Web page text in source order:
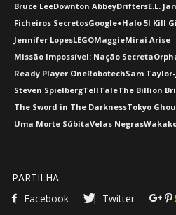
Bruce LeeDownton AbbeyDriftersE.L.
Ficheiros SecretosGoogle+Halo 5I Kill
Jennifer LopesLEGOMaggieMirai Arise
Missão Impossível: Nação Secreta
Ready Player OneRobotechSam
Steven SpielbergTellTaleThe Billion
The Sword in The DarknessTokyo
Uma Morte SúbitaVelas Negras
PARTILHA
Facebook
Twitter